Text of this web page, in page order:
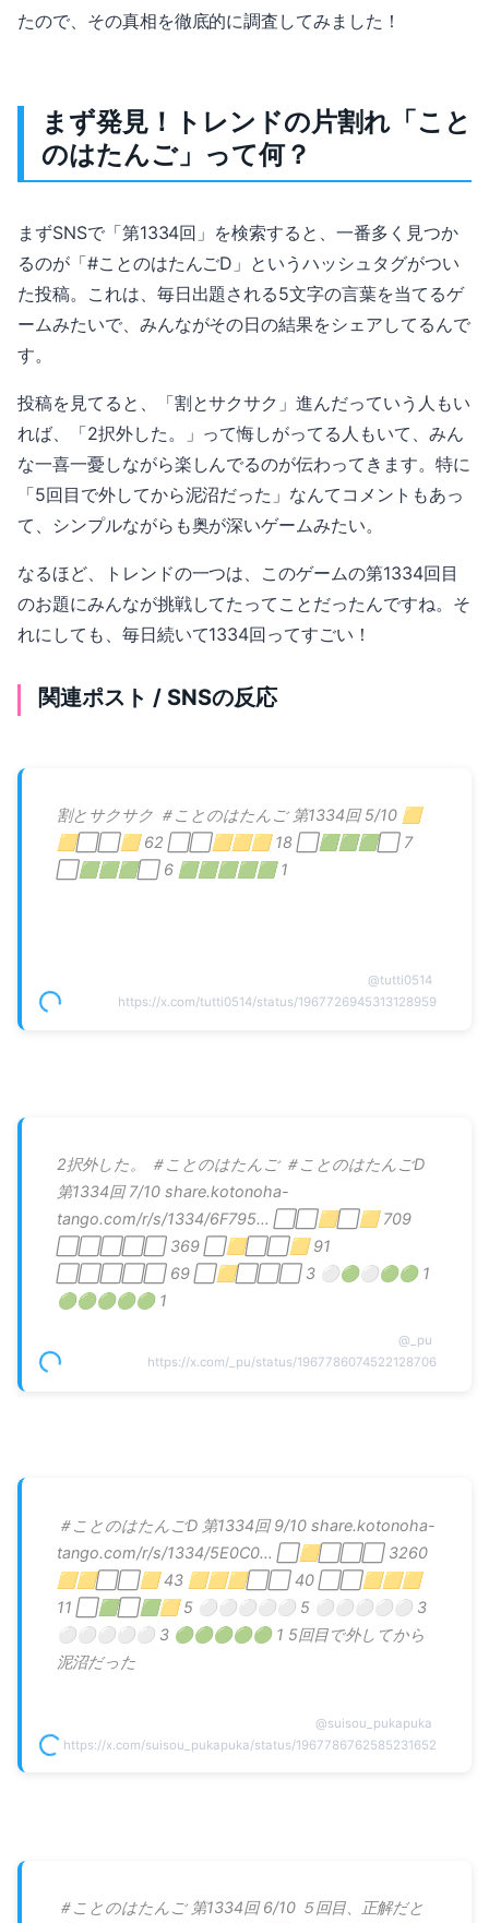
たので、その真相を徹底的に調査してみました！
まず発見！トレンドの片割れ「こと
のはたんご」って何？
まずSNSで「第1334回」を検索すると、一番多く見つか
るのが「#ことのはたんごD」というハッシュタグがつい
た投稿。これは、毎日出題される5文字の言葉を当てるゲ
ームみたいで、みんながその日の結果をシェアしてるんで
す。
投稿を見てると、「割とサクサク」進んだっていう人もい
れば、「2択外した。」って悔しがってる人もいて、みん
な一喜一憂しながら楽しんでるのが伝わってきます。特に
「5回目で外してから泥沼だった」なんてコメントもあっ
て、シンプルながらも奥が深いゲームみたい。
なるほど、トレンドの一つは、このゲームの第1334回目
のお題にみんなが挑戦してたってことだったんですね。そ
れにしても、毎日続いて1334回ってすごい！
関連ポスト / SNSの反応
割とサクサク ＃ことのはたんご 第1334回 5/10 🟨
🟨⬜⬜🟨 62 ⬜⬜🟨🟨🟨 18 ⬜🟩🟩🟩⬜ 7
⬜🟩🟩🟩⬜ 6 🟩🟩🟩🟩🟩 1
@tutti0514
https://x.com/tutti0514/status/1967726945313128959
2択外した。 ＃ことのはたんご ＃ことのはたんごD
第1334回 7/10 share.kotonoha-
tango.com/r/s/1334/6F795… ⬜⬜🟨⬜🟨 709
⬜⬜⬜⬜⬜ 369 ⬜🟨⬜⬜🟨 91
⬜⬜⬜⬜⬜ 69 ⬜🟨⬜⬜⬜ 3 ⚪🟢⚪🟢🟢 1
🟢🟢🟢🟢🟢 1
@ _pu
https://x.com/_pu/status/1967786074522128706
＃ことのはたんごD 第1334回 9/10 share.kotonoha-
tango.com/r/s/1334/5E0C0… ⬜🟨⬜⬜⬜ 3260
🟨🟨⬜⬜🟨 43 🟨🟨🟨⬜⬜ 40 ⬜⬜🟨🟨🟨
11 ⬜🟩⬜🟩🟨 5 ⚪⚪⚪⚪⚪ 5 ⚪⚪⚪⚪⚪ 3
⚪⚪⚪⚪⚪ 3 🟢🟢🟢🟢🟢 1 5回目で外してから
泥沼だった
@suisou_pukapuka
https://x.com/suisou_pukapuka/status/1967786762585231652
＃ことのはたんご 第1334回 6/10 ５回目、正解だと